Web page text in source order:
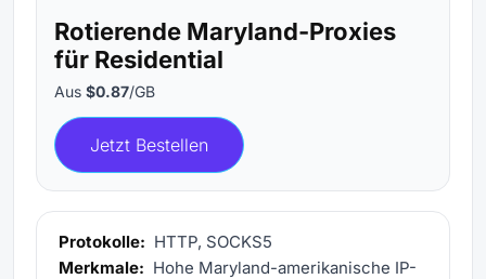
Rotierende Maryland-Proxies
für Residential
Aus $0.87/GB
Jetzt Bestellen
Protokolle: HTTP, SOCKS5
Merkmale: Hohe Maryland-amerikanische IP-